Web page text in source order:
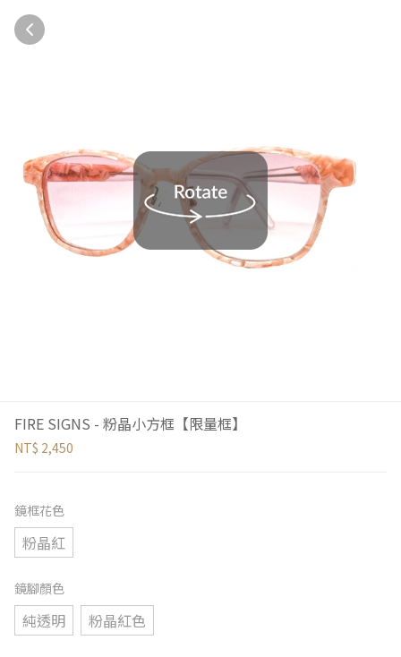
FIRE SIGNS - 粉晶小方框【限量框】
NT$ 2,450
鏡框花色
粉晶紅
鏡腳顏色
純透明 粉晶紅色